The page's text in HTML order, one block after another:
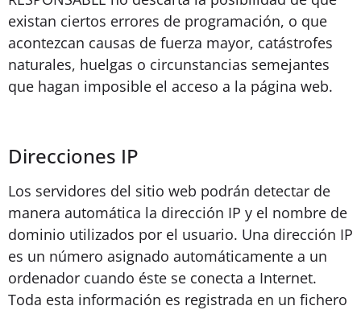
existan ciertos errores de programación, o que
acontezcan causas de fuerza mayor, catástrofes
naturales, huelgas o circunstancias semejantes
que hagan imposible el acceso a la página web.
Direcciones IP
Los servidores del sitio web podrán detectar de
manera automática la dirección IP y el nombre de
dominio utilizados por el usuario. Una dirección IP
es un número asignado automáticamente a un
ordenador cuando éste se conecta a Internet.
Toda esta información es registrada en un fichero